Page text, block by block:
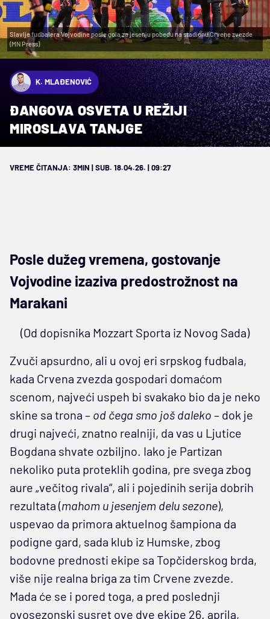
Slavlje fudbalera Vojvodine posle gola za jesenju pobedu na stadionu Crvene zvezde
(MN Press)
K. MLAĐENOVIĆ
ĐANGOVA OSVETA U REŽIJI
MIROSLAVA TANJGE
VREME ČITANJA: 3MIN | SUB. 18.04.26. | 09:27
Posle dužeg vremena, gostovanje
Vojvodine izaziva predostrožnost na
Marakani
(Od dopisnika Mozzart Sporta iz Novog Sada)
Zvuči apsurdno, ali u ovoj eri srpskog fudbala,
kada Crvena zvezda gospodari domaćom
scenom, najveći uspeh bi svakako bio da je neko
skine sa trona – od čega smo još daleko – dok je
drugi najveći, znatno realniji, da vas u Ljutice
Bogdana shvate ozbiljno. Iako je Partizan
nekoliko puta proteklih godina, pre svega zbog
aure „večitog rivala“, ali i pojedinih serija dobrih
rezultata (mahom u jesenjem delu sezone),
uspevao da primora aktuelnog šampiona da
podigne gard, sada klub iz Humske, zbog
bodovne prednosti ekipe sa Topčiderskog brda,
više nije realna briga za tim Crvene zvezde.
Mada će se i pored toga, a pred poslednji
ovosezonski susret ove dve ekipe 26. aprila,